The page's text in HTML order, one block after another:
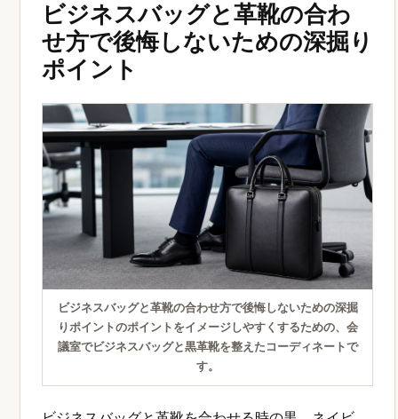
ビジネスバッグと革靴の合わ
せ方で後悔しないための深掘り
ポイント
ビジネスバッグと革靴の合わせ方で後悔しないための深掘
りポイントのポイントをイメージしやすくするための、会
議室でビジネスバッグと黒革靴を整えたコーディネートで
す。